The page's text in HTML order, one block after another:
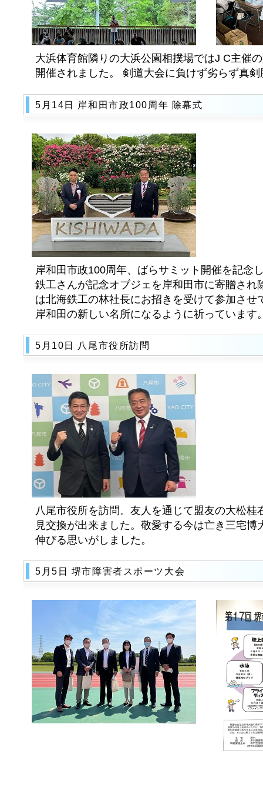
大浜体育館隣りの大浜公園相撲場ではJ C主催
開催されました。 剣道大会に負けず劣らず真
5月14日 岸和田市政100周年 除幕式
岸和田市政100周年、ばらサミット開催を記念
鉄工さんが記念オブジェを岸和田市に寄贈され
は北海鉄工の林社長にお招きを受けて参加させ
岸和田の新しい名所になるように祈っています
5月10日 八尾市役所訪問
八尾市役所を訪問。友人を通じて盟友の大松桂
見交換が出来ました。敬愛する今は亡き三宅博
伸びる思いがしました。
5月5日 堺市障害者スポーツ大会